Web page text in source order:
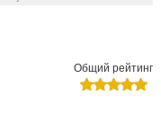
Общий рейтинг